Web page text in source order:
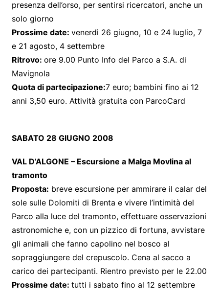
presenza dell’orso, per sentirsi ricercatori, anche un
solo giorno
Prossime date: venerdì 26 giugno, 10 e 24 luglio, 7
e 21 agosto, 4 settembre
Ritrovo: ore 9.00 Punto Info del Parco a S.A. di
Mavignola
Quota di partecipazione:7 euro; bambini fino ai 12
anni 3,50 euro. Attività gratuita con ParcoCard
SABATO 28 GIUGNO 2008
VAL D’ALGONE – Escursione a Malga Movlina al
tramonto
Proposta: breve escursione per ammirare il calar del
sole sulle Dolomiti di Brenta e vivere l’intimità del
Parco alla luce del tramonto, effettuare osservazioni
astronomiche e, con un pizzico di fortuna, avvistare
gli animali che fanno capolino nel bosco al
sopraggiungere del crepuscolo. Cena al sacco a
carico dei partecipanti. Rientro previsto per le 22.00
Prossime date: tutti i sabato fino al 12 settembre